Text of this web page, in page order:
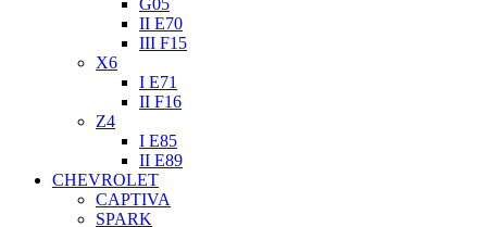
G05
II E70
III F15
X6
I E71
II F16
Z4
I E85
II E89
CHEVROLET
CAPTIVA
SPARK